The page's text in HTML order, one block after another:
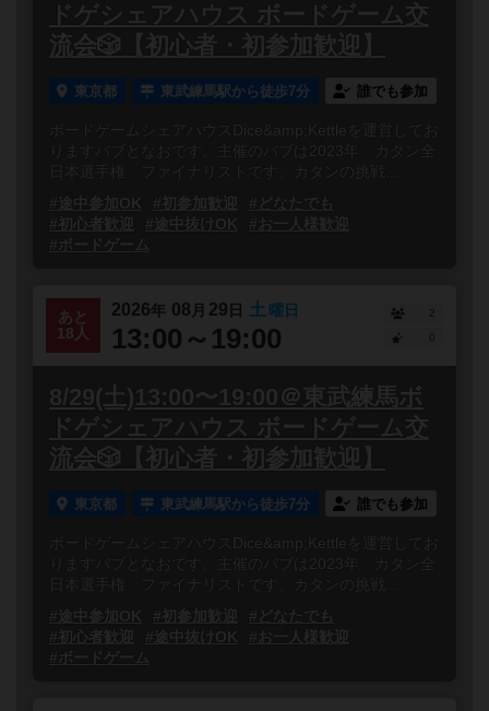
ドゲシェアハウス ボードゲーム交
流会🎲【初心者・初参加歓迎】
東京都 東武練馬駅から徒歩7分 誰でも参加
ボードゲームシェアハウスDice&amp;Kettleを運営してお
りますバブとなおです。主催のバブは2023年 カタン全
日本選手権 ファイナリストです。カタンの挑戦...
#途中参加OK
#初参加歓迎
#どなたでも
#初心者歓迎
#途中抜けOK
#お一人様歓迎
#ボードゲーム
あと
18人
2026年 08 月 29 日 土 曜日
13:00～19:00
2
8/29(土)13:00〜19:00＠東武練馬ボ
ドゲシェアハウス ボードゲーム交
流会🎲【初心者・初参加歓迎】
東京都 東武練馬駅から徒歩7分 誰でも参加
ボードゲームシェアハウスDice&amp;Kettleを運営してお
りますバブとなおです。主催のバブは2023年 カタン全
日本選手権 ファイナリストです。カタンの挑戦...
#途中参加OK
#初参加歓迎
#どなたでも
#初心者歓迎
#途中抜けOK
#お一人様歓迎
#ボードゲーム